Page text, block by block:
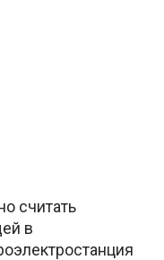
считать
в